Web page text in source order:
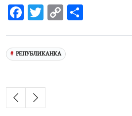
Facebook
Twitter
Copy
РЕПУБЛИКАНКА